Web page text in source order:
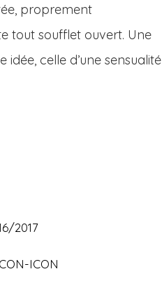
proprement
tout soufflet ouvert. Une
celle d’une sensualité
2017
ICON